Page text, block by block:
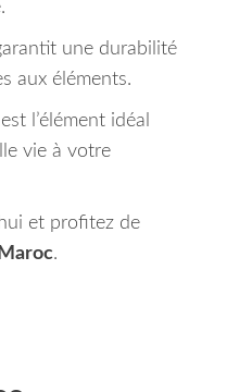
une durabilité
aux éléments.
l’élément idéal
vie à votre
et profitez de
.